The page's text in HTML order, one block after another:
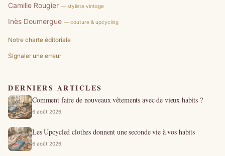
Camille Rougier — styliste vintage
Inès Doumergue — couture & upcycling
Notre charte éditoriale
Signaler une erreur
DERNIERS ARTICLES
Comment faire de nouveaux vêtements avec de vieux habits ?
6 août 2026
Les Upcycled clothes donnent une seconde vie à vos habits
6 août 2026